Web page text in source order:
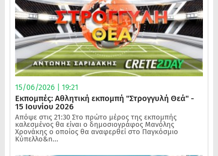
15/06/2026 | 19:21
Εκπομπές: Αθλητική εκπομπή "Στρογγυλή Θεά" -
15 Ιουνίου 2026
Απόψε στις 21:30 Στο πρώτο μέρος της εκπομπής
καλεσμένος θα είναι ο δημοσιογράφος Μανόλης
Χρονάκης ο οποίος θα αναφερθεί στο Παγκόσμιο
Κύπελλο&n...